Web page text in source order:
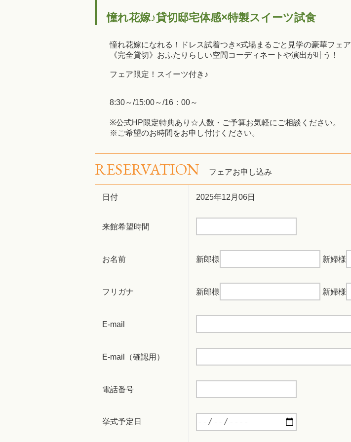
憧れ花嫁♪貸切邸宅体感×特製スイーツ試食
憧れ花嫁になれる！ドレス試着つき×式場まるごと見学の豪華フェア
《完全貸切》おふたりらしい空間コーディネートや演出が叶う！
フェア限定！スイーツ付き♪
8:30～/15:00～/16：00～
※公式HP限定特典あり☆人数・ご予算お気軽にご相談ください。
※ご希望のお時間をお申し付けください。
RESERVATION フェアお申し込み
日付 2025年12月06日
来館希望時間
お名前 新郎様 新婦様
フリガナ 新郎様 新婦様
E-mail
E-mail（確認用）
電話番号
挙式予定日